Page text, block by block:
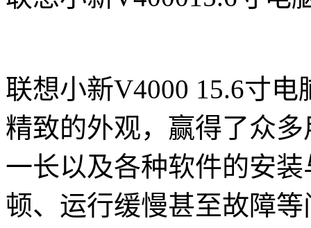
联想小新V4000 15.6寸
精致的外观，赢得了众
一长以及各种软件的安
顿、运行缓慢甚至故障